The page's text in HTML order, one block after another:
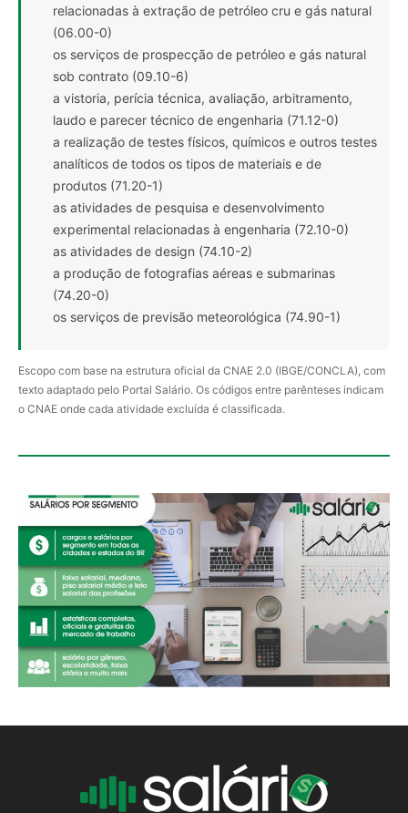
relacionadas à extração de petróleo cru e gás natural
(06.00-0)
os serviços de prospecção de petróleo e gás natural
sob contrato (09.10-6)
a vistoria, perícia técnica, avaliação, arbitramento,
laudo e parecer técnico de engenharia (71.12-0)
a realização de testes físicos, químicos e outros testes
analíticos de todos os tipos de materiais e de
produtos (71.20-1)
as atividades de pesquisa e desenvolvimento
experimental relacionadas à engenharia (72.10-0)
as atividades de design (74.10-2)
a produção de fotografias aéreas e submarinas
(74.20-0)
os serviços de previsão meteorológica (74.90-1)
Escopo com base na estrutura oficial da CNAE 2.0 (IBGE/CONCLA), com
texto adaptado pelo Portal Salário. Os códigos entre parênteses indicam
o CNAE onde cada atividade excluída é classificada.